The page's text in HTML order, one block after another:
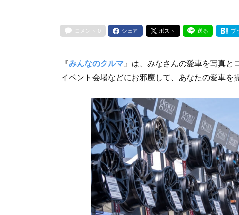
コメント 0 シェア ポスト 送る ブ
『みんなのクルマ 』は、みなさんの愛車を写真と
イベント会場などにお邪魔して、あなたの愛車を